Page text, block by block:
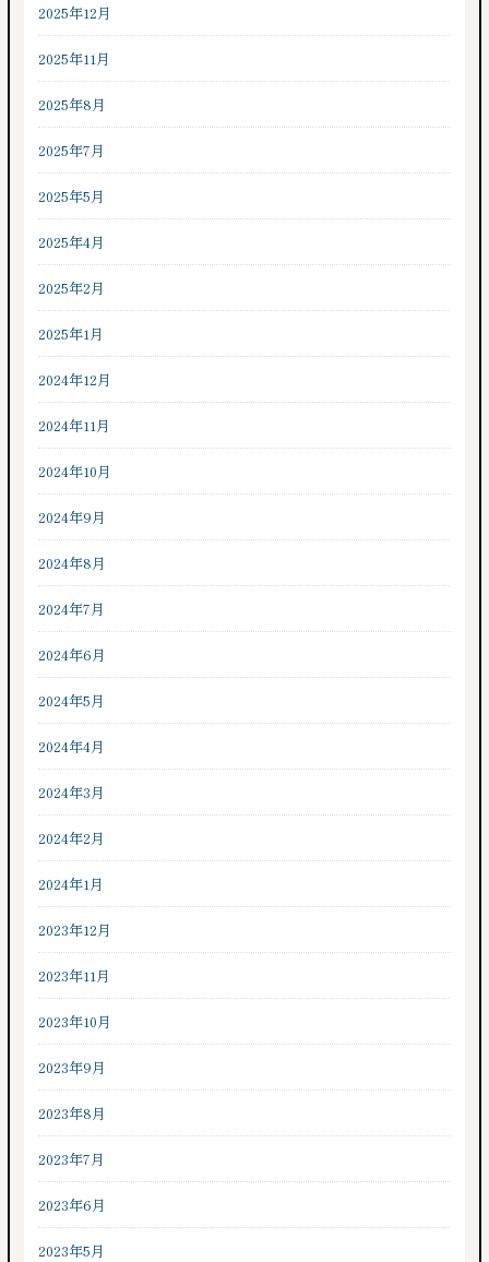
2025年12月
2025年11月
2025年8月
2025年7月
2025年5月
2025年4月
2025年2月
2025年1月
2024年12月
2024年11月
2024年10月
2024年9月
2024年8月
2024年7月
2024年6月
2024年5月
2024年4月
2024年3月
2024年2月
2024年1月
2023年12月
2023年11月
2023年10月
2023年9月
2023年8月
2023年7月
2023年6月
2023年5月